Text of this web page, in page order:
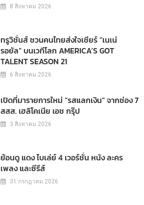
8 สิงหาคม 2026
ทรูวิชั่นส์ ชวนคนไทยส่งใจเชียร์ “เนเน่
รอยัล” บนเวทีโลก AMERICA’S GOT
TALENT SEASON 21
6 สิงหาคม 2026
เปิดที่มารายการใหม่ “รสแลกเงิน” จากช่อง 7
สสส. เฮลิโคเนีย เอช กรุ๊ป
3 สิงหาคม 2026
ย้อนดู แดง ไบเล่ย์ 4 เวอร์ชั่น หนัง ละคร
เพลง และซีรีส์
31 กรกฎาคม 2026